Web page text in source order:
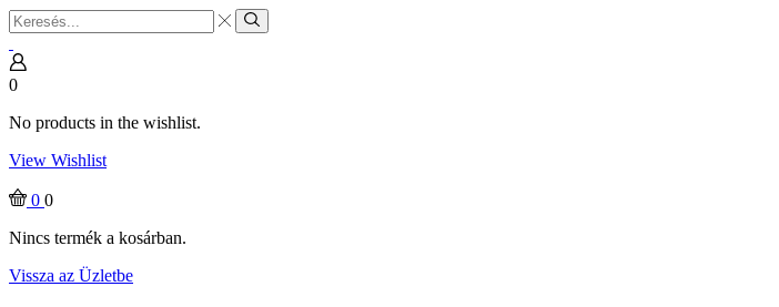
Search
input
Search
0
No products in the wishlist.
View Wishlist
0 0
Nincs termék a kosárban.
Vissza az Üzletbe